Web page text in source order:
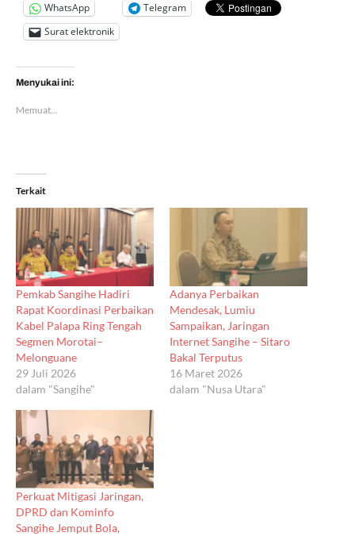
WhatsApp
Telegram
Surat elektronik
Menyukai ini:
Memuat...
Terkait
Pemkab Sangihe Hadiri
Rapat Koordinasi Perbaikan
Kabel Palapa Ring Tengah
Segmen Morotai–
Melonguane
29 Juli 2026
dalam "Sangihe"
Adanya Perbaikan
Mendesak, Lumiu
Sampaikan, Jaringan
Internet Sangihe – Sitaro
Bakal Terputus
16 Maret 2026
dalam "Nusa Utara"
Perkuat Mitigasi Jaringan,
DPRD dan Kominfo
Sangihe Jemput Bola,